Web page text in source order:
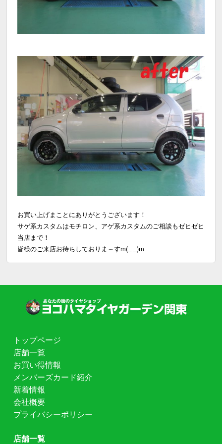
お買い上げまことにありがとうございます！
サゲ系カスタムはモチロン、アゲ系カスタムのご相談もゼヒゼヒ
当店まで！
皆様のご来店お待ちしておりま～すm(_ _)m
トップページ
店舗一覧
お買い得情報
メンバーズカード紹介
新着情報
会社概要
プライバシーポリシー
店舗一覧